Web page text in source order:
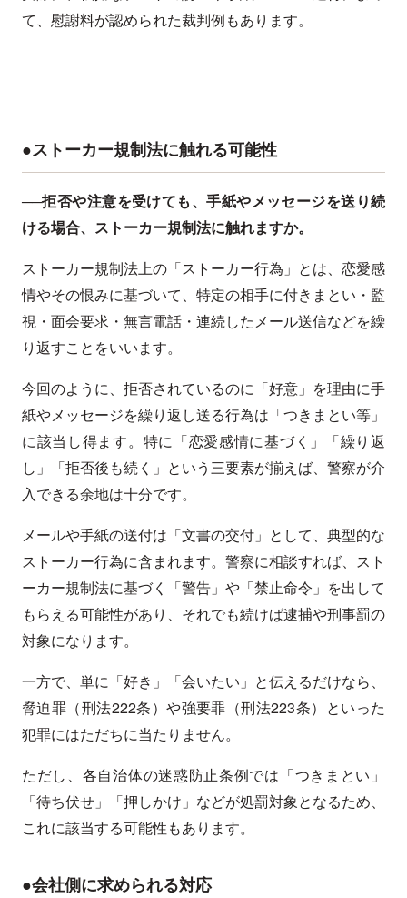
て、慰謝料が認められた裁判例もあります。
●ストーカー規制法に触れる可能性
──拒否や注意を受けても、手紙やメッセージを送り続
ける場合、ストーカー規制法に触れますか。
ストーカー規制法上の「ストーカー行為」とは、恋愛感
情やその恨みに基づいて、特定の相手に付きまとい・監
視・面会要求・無言電話・連続したメール送信などを繰
り返すことをいいます。
今回のように、拒否されているのに「好意」を理由に手
紙やメッセージを繰り返し送る行為は「つきまとい等」
に該当し得ます。特に「恋愛感情に基づく」「繰り返
し」「拒否後も続く」という三要素が揃えば、警察が介
入できる余地は十分です。
メールや手紙の送付は「文書の交付」として、典型的な
ストーカー行為に含まれます。警察に相談すれば、スト
ーカー規制法に基づく「警告」や「禁止命令」を出して
もらえる可能性があり、それでも続けば逮捕や刑事罰の
対象になります。
一方で、単に「好き」「会いたい」と伝えるだけなら、
脅迫罪（刑法222条）や強要罪（刑法223条）といった
犯罪にはただちに当たりません。
ただし、各自治体の迷惑防止条例では「つきまとい」
「待ち伏せ」「押しかけ」などが処罰対象となるため、
これに該当する可能性もあります。
●会社側に求められる対応